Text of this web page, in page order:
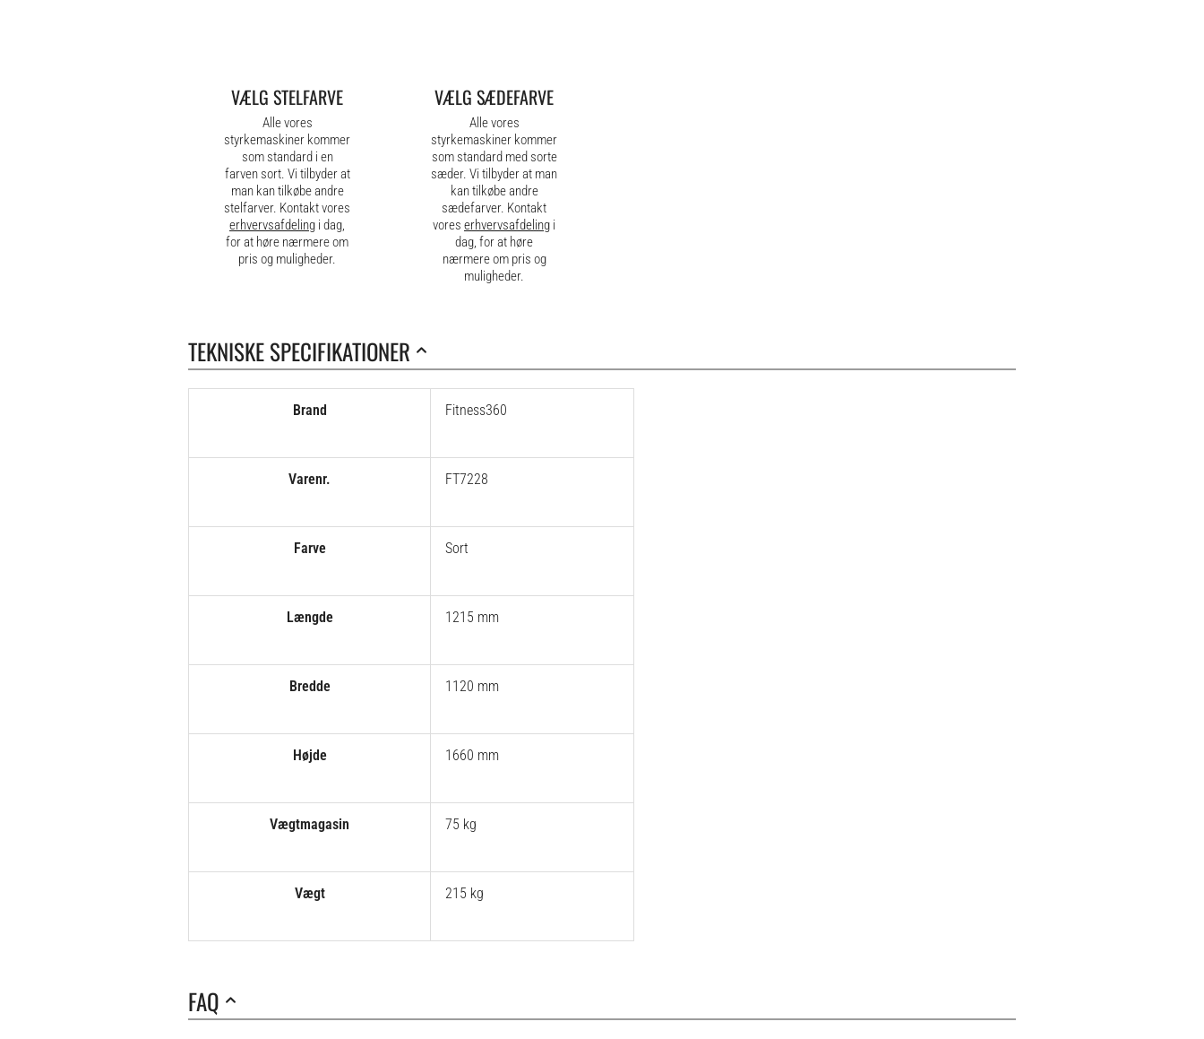
VÆLG STELFARVE
Alle vores
styrkemaskiner kommer
som standard i en
farven sort. Vi tilbyder at
man kan tilkøbe andre
stelfarver. Kontakt vores
erhvervsafdeling i dag,
for at høre nærmere om
pris og muligheder.
VÆLG SÆDEFARVE
Alle vores
styrkemaskiner kommer
som standard med sorte
sæder. Vi tilbyder at man
kan tilkøbe andre
sædefarver. Kontakt
vores erhvervsafdeling i
dag, for at høre
nærmere om pris og
muligheder.
TEKNISKE SPECIFIKATIONER
Brand Fitness360
Varenr. FT7228
Farve Sort
Længde 1215 mm
Bredde 1120 mm
Højde 1660 mm
Vægtmagasin 75 kg
Vægt 215 kg
FAQ